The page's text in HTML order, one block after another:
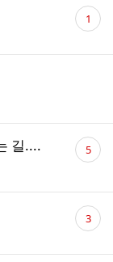
댓
글 1
길....
댓
글 5
댓
글 3